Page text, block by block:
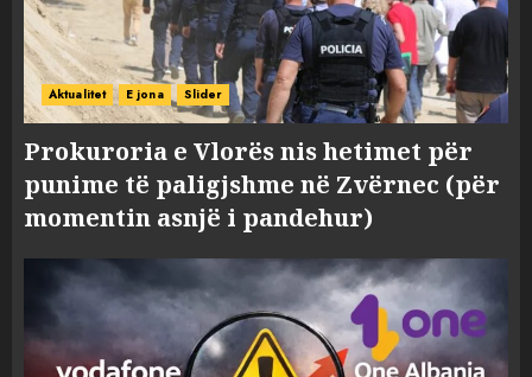
Aktualitet E jona Slider
Prokuroria e Vlorës nis hetimet për
punime të paligjshme në Zvërnec (për
momentin asnjë i pandehur)